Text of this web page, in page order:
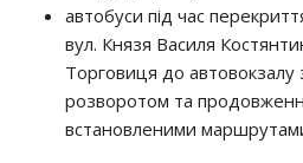
автобуси під час
вул. Князя Василя
Торговиця до
розворотом та
встановленими